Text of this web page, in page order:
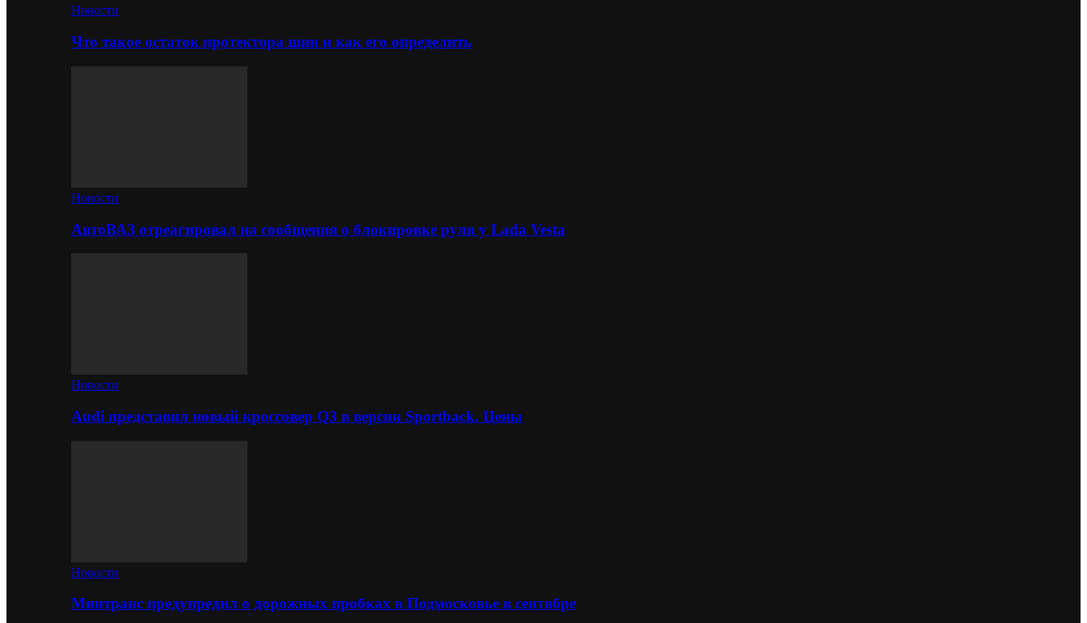
Новости
Что такое остаток протектора шин и как его определить
Новости
АвтоВАЗ отреагировал на сообщения о блокировке руля у Lada Vesta
Новости
Audi представил новый кроссовер Q3 в версии Sportback. Цены
Новости
Минтранс предупредил о дорожных пробках в Подмосковье в сентябре